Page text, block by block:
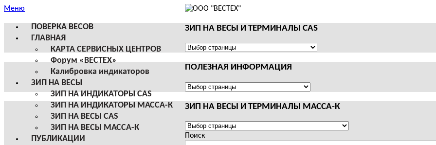
Меню
ПОВЕРКА ВЕСОВ
ГЛАВНАЯ
КАРТА СЕРВИСНЫХ ЦЕНТРОВ
Форум «ВЕСТЕХ»
Калибровка индикаторов
ЗИП НА ВЕСЫ
ЗИП НА ИНДИКАТОРЫ CAS
ЗИП НА ИНДИКАТОРЫ МАССА-К
ЗИП НА ВЕСЫ CAS
ЗИП НА ВЕСЫ МАССА-К
ПУБЛИКАЦИИ
ЗИП НА ВЕСЫ И ТЕРМИНАЛЫ CAS
ЗИП
ВЕСЫ
ТЕРМИНАЛЫ
ПОЛЕЗНАЯ ИНФОРМАЦИЯ
ПОЛЕЗНАЯ
ЗИП НА ВЕСЫ И ТЕРМИНАЛЫ МАССА-К
ЗИП
НА
Поиск